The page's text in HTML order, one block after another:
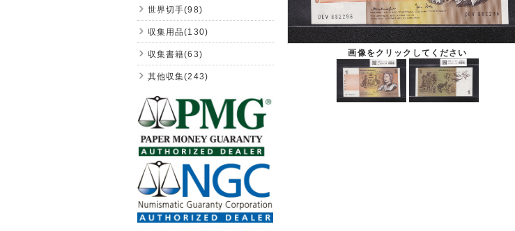
画像をクリックしてください
世界切手(98)
収集用品(130)
収集書籍(63)
其他収集(243)